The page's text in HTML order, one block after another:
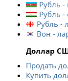
Рубль -
Рубль
Рубль -
Вон -
Доллар
Продать
Купить